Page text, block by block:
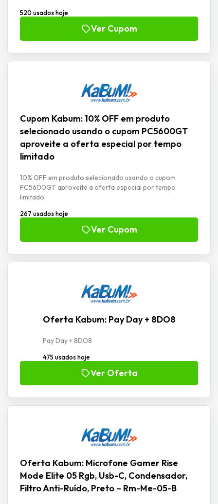
520 usados hoje
Ver Cupom
Cupom Kabum: 10% OFF em produto
selecionado usando o cupom PC5600GT
aproveite a oferta especial por tempo
limitado
10% OFF em produto selecionado usando o cupom
PC5600GT aproveite a oferta especial por tempo
limitado
267 usados hoje
Ver Cupom
Oferta Kabum: Pay Day + 8DO8
Pay Day + 8DO8
475 usados hoje
Ver Oferta
Oferta Kabum: Microfone Gamer Rise
Mode Elite 05 Rgb, Usb-C, Condensador,
Filtro Anti-Ruído, Preto – Rm-Me-05-B